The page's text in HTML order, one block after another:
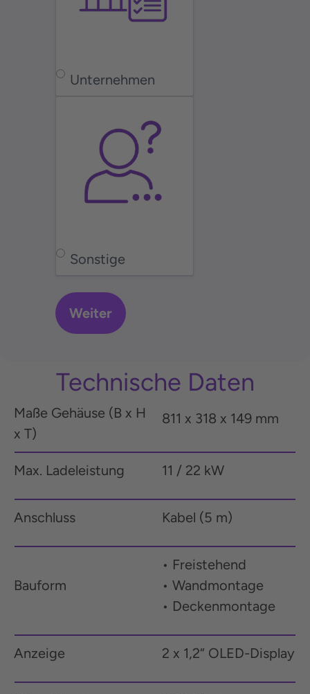
Unternehmen
Sonstige
Technische Daten
Maße Gehäuse (B x H
x T)
811 x 318 x 149 mm
Max. Ladeleistung 11 / 22 kW
Anschluss Kabel (5 m)
Bauform
• Freistehend
• Wandmontage
• Deckenmontage
Anzeige 2 x 1,2“ OLED-Display